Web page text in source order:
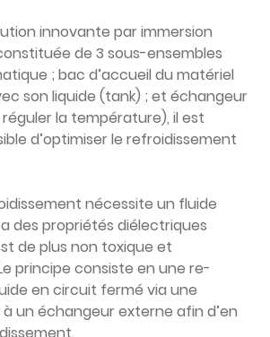
innovante par immersion
de 3 sous-ensembles
; bac d’accueil du matériel
son liquide (tank) ; et échangeur
la température), il est
d’optimiser le refroidissement
nécessite un fluide
des propriétés diélectriques
de plus non toxique et
principe consiste en une re-
en circuit fermé via une
un échangeur externe afin d’en